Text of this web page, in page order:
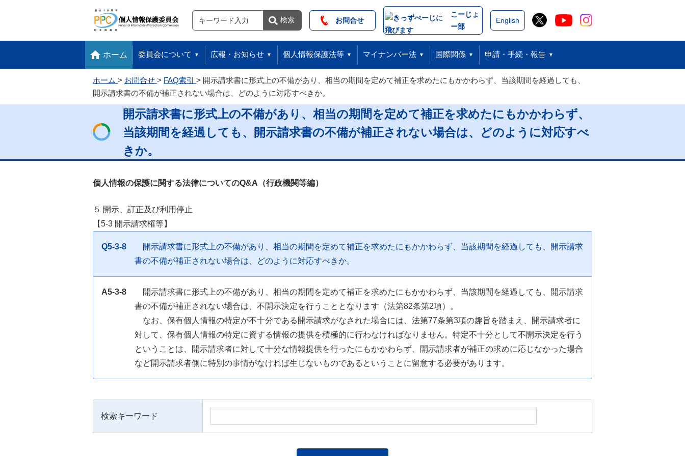
フッターへ移動します 閉じる
サイト内検索
検索 検索 お問合せ
こーじょ
ー部
English
ホーム 委員会について 広報・お知らせ 個人情報保護法等 マイナンバー法 国際関係 申請・手続・報告
ホーム お問合せ FAQ索引
開示請求書に形式上の不備があり、相当の期間を定めて補正を求めたにもかかわらず、当該期間を経過しても、
開示請求書の不備が補正されない場合は、どのように対応すべきか。
開示請求書に形式上の不備があり、相当の期間を定めて補正を求めたにもかかわらず、
当該期間を経過しても、開示請求書の不備が補正されない場合は、どのように対応すべ
きか。
個人情報の保護に関する法律についてのQ&A（行政機関等編）
５ 開示、訂正及び利用停止
【5-3 開示請求権等】
Q5-3-8
開示請求書に形式上の不備があり、相当の期間を定めて補正を求めたにもかかわらず、当該期間を経過しても、開示請求
書の不備が補正されない場合は、どのように対応すべきか。
A5-3-8
開示請求書に形式上の不備があり、相当の期間を定めて補正を求めたにもかかわらず、当該期間を経過しても、開示請求
書の不備が補正されない場合は、不開示決定を行うこととなります（法第82条第2項）。
なお、保有個人情報の特定が不十分である開示請求がなされた場合には、法第77条第3項の趣旨を踏まえ、開示請求者に
対して、保有個人情報の特定に資する情報の提供を積極的に行わなければなりません。特定不十分として不開示決定を行う
ということは、開示請求者に対して十分な情報提供を行ったにもかかわらず、開示請求者が補正の求めに応じなかった場合
など開示請求者側に特別の事情がなければ生じないものであるということに留意する必要があります。
検索キーワード